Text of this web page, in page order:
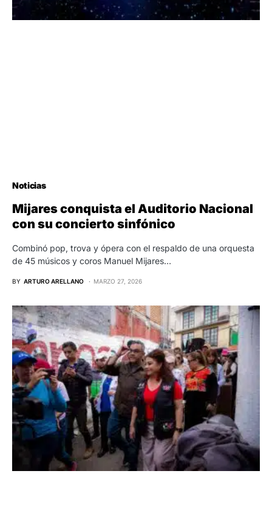
Noticias
Mijares conquista el Auditorio Nacional
con su concierto sinfónico
Combinó pop, trova y ópera con el respaldo de una orquesta
de 45 músicos y coros Manuel Mijares…
BY ARTURO ARELLANO MARZO 27, 2026